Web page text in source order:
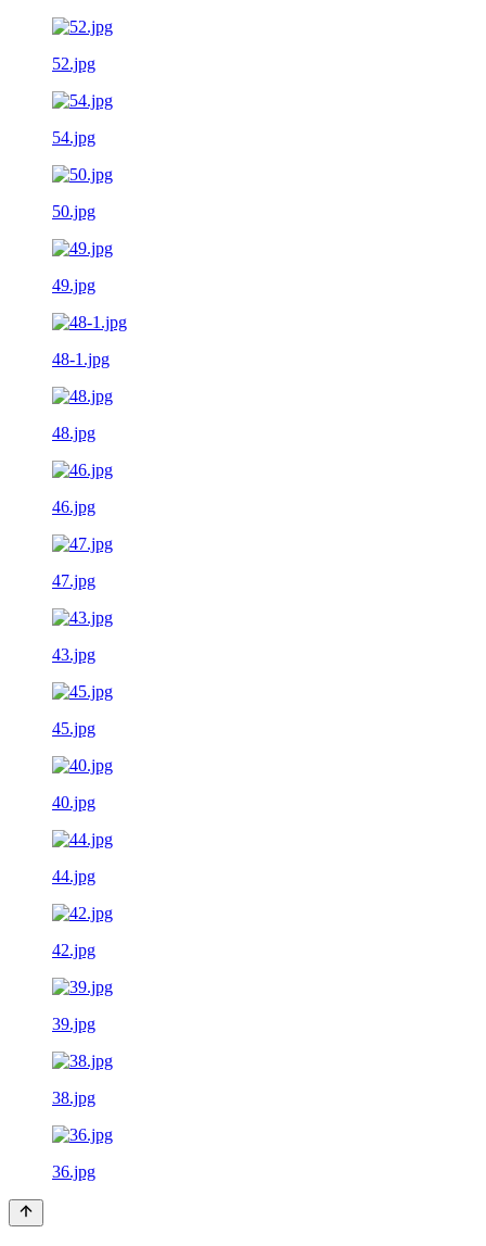
52.jpg
54.jpg
50.jpg
49.jpg
48-1.jpg
48.jpg
46.jpg
47.jpg
43.jpg
45.jpg
40.jpg
44.jpg
42.jpg
39.jpg
38.jpg
36.jpg